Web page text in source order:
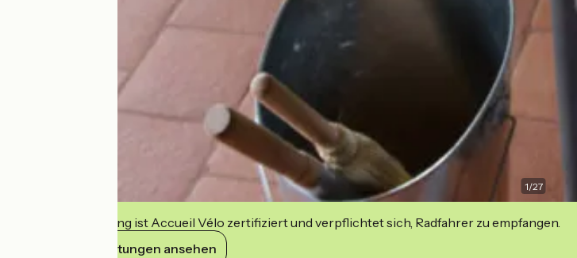
1/27
Diese Einrichtung ist Accueil Vélo zertifiziert und verpflichtet sich, Radfahrer zu empfangen.
Ihre Verpflichtungen ansehen